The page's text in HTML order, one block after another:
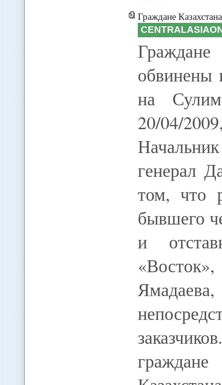
Граждане Казахстана и
Граждане
обвинены
на
20/04/
генерал
том, что
бывшего
и